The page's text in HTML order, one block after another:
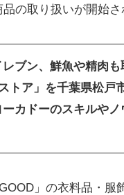
の取り扱いが開始さ
レブン、鮮魚や精肉
トア」を千葉県松戸
ーカドーのスキルや
」の衣料品・服